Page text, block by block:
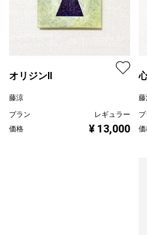
オリジンII
藤涼
プラン
レギュラー
価格
¥ 13,000